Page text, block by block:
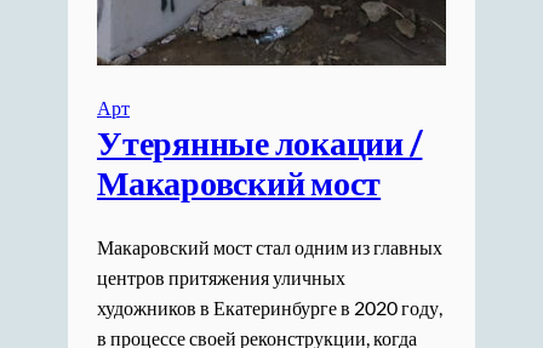
Арт
Утерянные локации /
Макаровский мост
Макаровский мост стал одним из главных
центров притяжения уличных
художников в Екатеринбурге в 2020 году,
в процессе своей реконструкции, когда